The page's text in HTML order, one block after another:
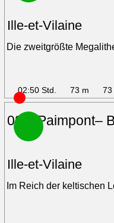
Ille-et-Vilaine
Die zweitgrößte
02:50 Std. 73 m 73
08 – Paimpont–
Ille-et-Vilaine
Im Reich der keltischen